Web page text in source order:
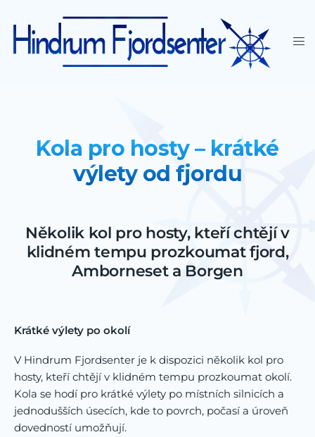
Kola pro hosty – krátké
výlety od fjordu
Několik kol pro hosty, kteří chtějí v
klidném tempu prozkoumat fjord,
Amborneset a Borgen
Krátké výlety po okolí
V Hindrum Fjordsenter je k dispozici několik kol pro
hosty, kteří chtějí v klidném tempu prozkoumat okolí.
Kola se hodí pro krátké výlety po místních silnicích a
jednodušších úsecích, kde to povrch, počasí a úroveň
dovedností umožňují.